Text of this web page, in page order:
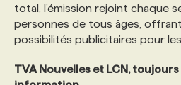
total, l’émission rejoint chaque
personnes de tous âges,
possibilités publicitaires pour
TVA Nouvelles et LCN,